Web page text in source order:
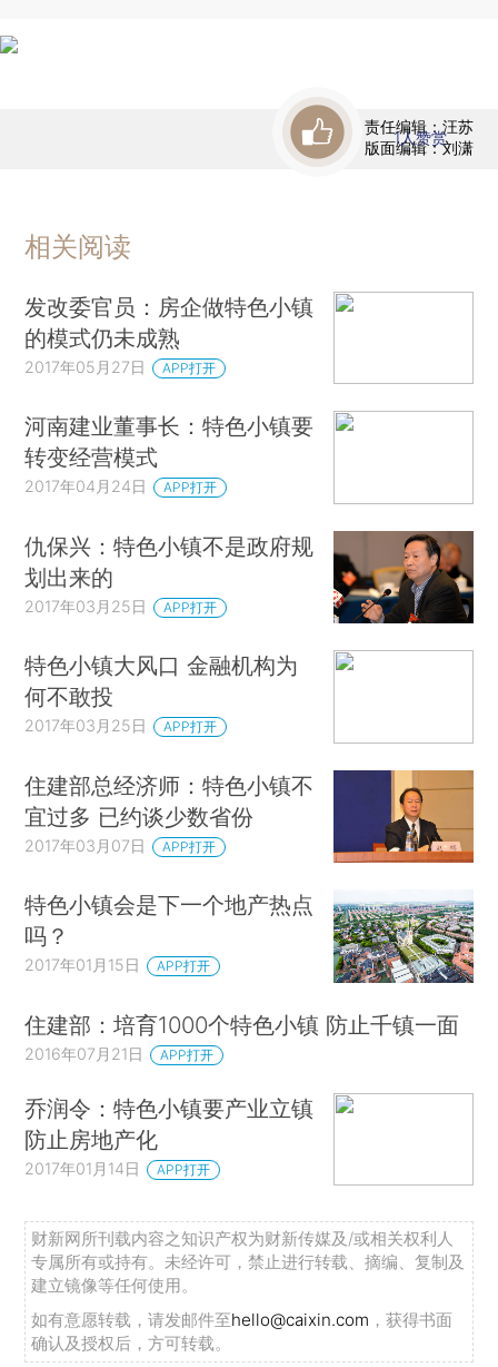
责任编辑：汪苏
版面编辑：刘潇
1人赞赏
相关阅读
发改委官员：房企做特色小镇
的模式仍未成熟
2017年05月27日 APP打开
河南建业董事长：特色小镇要
转变经营模式
2017年04月24日 APP打开
仇保兴：特色小镇不是政府规
划出来的
2017年03月25日 APP打开
特色小镇大风口 金融机构为
何不敢投
2017年03月25日 APP打开
住建部总经济师：特色小镇不
宜过多 已约谈少数省份
2017年03月07日 APP打开
特色小镇会是下一个地产热点
吗？
2017年01月15日 APP打开
住建部：培育1000个特色小镇 防止千镇一面
2016年07月21日 APP打开
乔润令：特色小镇要产业立镇
防止房地产化
2017年01月14日 APP打开
财新网所刊载内容之知识产权为财新传媒及/或相关权利人
专属所有或持有。未经许可，禁止进行转载、摘编、复制及
建立镜像等任何使用。
如有意愿转载，请发邮件至hello@caixin.com ，获得书面
确认及授权后，方可转载。